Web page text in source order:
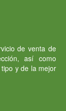
de venta de
así como
y de la mejor